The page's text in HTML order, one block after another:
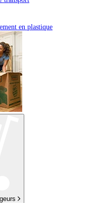
en plastique